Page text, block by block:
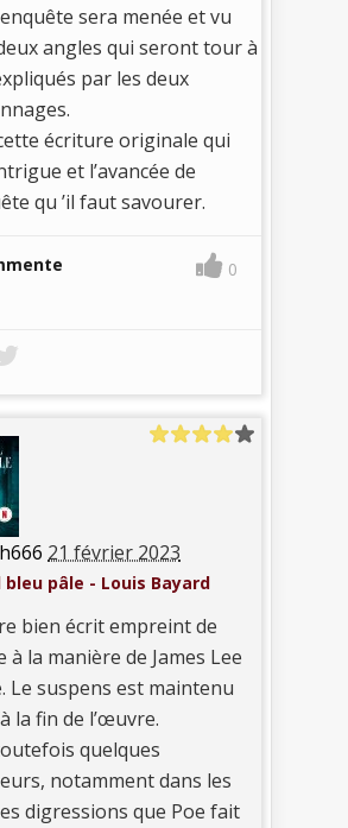
sera menée et vu
angles qui seront tour à
par les deux
écriture originale qui
et l’avancée de
qu ’il faut savourer.
0
21 février 2023
pâle - Louis Bayard
bien écrit empreint de
à la manière de James Lee
Le suspens est maintenu
la fin de l’œuvre.
quelques
notamment dans les
digressions que Poe fait